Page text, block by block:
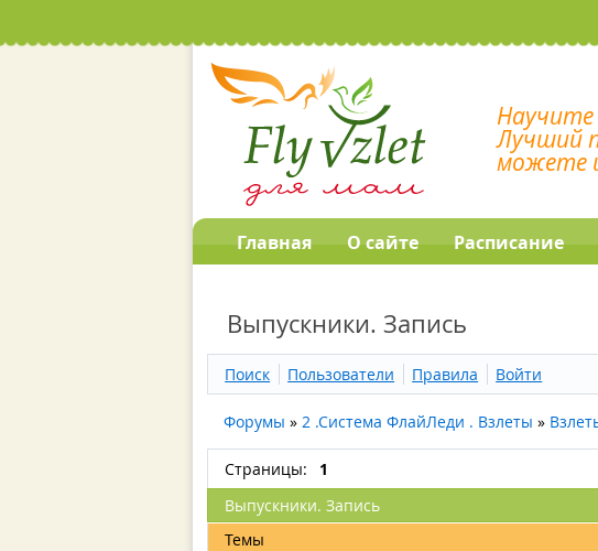
Лучший
можете
Главная О сайте Расписание
Выпускники. Запись
Поиск Пользователи Правила Войти
Форумы »2 .Система ФлайЛеди . Взлеты »
Страницы:
1
Выпускники. Запись
Темы